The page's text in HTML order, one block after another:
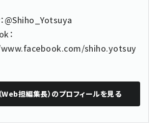
@Shiho_Yotsuya
：
shiho.yotsuy
Web担編集長） のプロフィールを見る